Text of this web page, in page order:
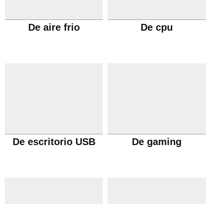
De aire frio De cpu
De escritorio USB De gaming